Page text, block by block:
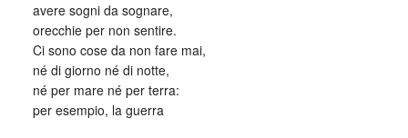
avere sogni da sognare,
orecchie per non sentire.
Ci sono cose da non fare mai,
né di giorno né di notte,
né per mare né per terra:
per esempio, la guerra